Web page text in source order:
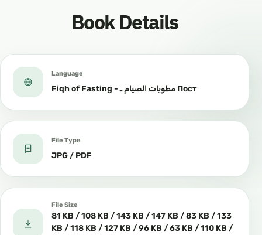
Book Details
Language
Fiqh of Fasting - مطويات الصيام ـ Пост
File Type
JPG / PDF
File Size
81 KB / 108 KB / 143 KB / 147 KB / 83 KB / 133
KB / 118 KB / 127 KB / 96 KB / 63 KB / 110 KB /